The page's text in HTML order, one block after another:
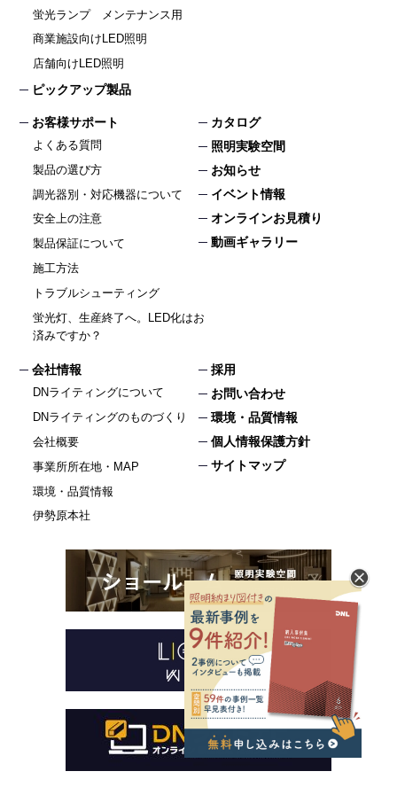
蛍光ランプ メンテナンス用
商業施設向けLED照明
店舗向けLED照明
ピックアップ製品
お客様サポート
よくある質問
製品の選び方
調光器別・対応機器について
安全上の注意
製品保証について
施工方法
トラブルシューティング
蛍光灯、生産終了へ。LED化はお
済みですか？
カタログ
照明実験空間
お知らせ
イベント情報
オンラインお見積り
動画ギャラリー
会社情報
DNライティングについて
DNライティングのものづくり
会社概要
事業所所在地・MAP
環境・品質情報
伊勢原本社
採用
お問い合わせ
環境・品質情報
個人情報保護方針
サイトマップ